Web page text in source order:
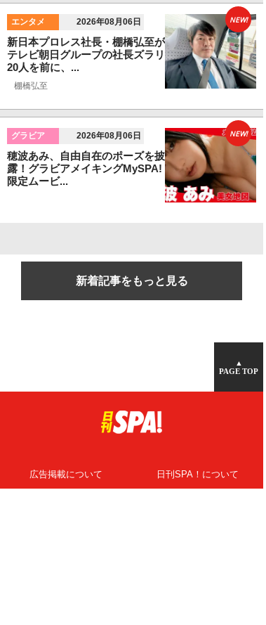
エンタメ 2026年08月06日
新日本プロレス社長・棚橋弘至が
テレビ朝日グループの社長ズラリ
20人を前に、...
棚橋弘至
NEW!
グラビア 2026年08月06日
穂波あみ、自由自在のポーズを披
露！グラビアメイキングMySPA!
限定ムービ...
NEW!
新着記事をもっと見る
▲
PAGE TOP
広告掲載について 日刊SPA！について